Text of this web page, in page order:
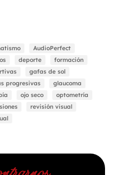
AudioPerfect
deporte
formación
gafas de sol
progresivas
glaucoma
ojo seco
optometría
revisión visual